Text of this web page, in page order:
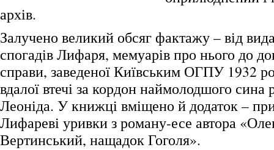
архів.
Залучено великий обсяг фактажу – від
спогадів Лифаря, мемуарів про нього до
справи, заведеної Київським ОГПУ 1932
вдалої втечі за кордон наймолодшого
Леоніда. У книжці вміщено й додаток –
Лифареві уривки з роману-есе автора
Вертинський, нащадок Гоголя».